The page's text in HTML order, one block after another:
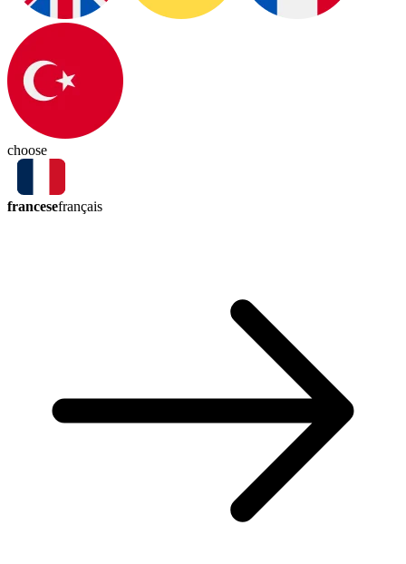
choose
francesefrançais